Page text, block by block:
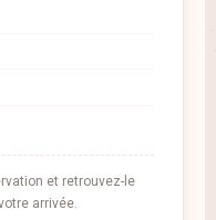
et retrouvez-le
arrivée.